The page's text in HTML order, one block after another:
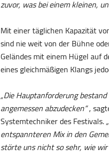
zuvor, was bei einem kleinen,
Mit einer täglichen Kapazität
sind nie weit von der Bühne
Geländes mit einem Hügel auf
eines gleichmäßigen Klangs
„Die Hauptanforderung
angemessen abzudecken“,
Systemtechniker des Festivals.
entspannteren Mix in den
störte uns nicht so sehr, wie